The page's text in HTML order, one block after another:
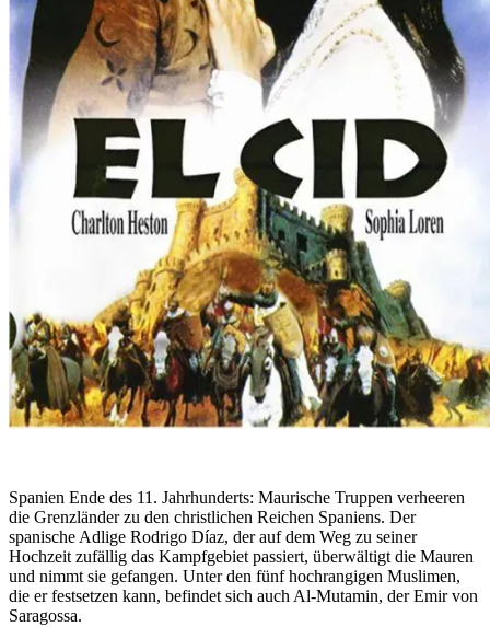
Spanien Ende des 11. Jahrhunderts: Maurische Truppen verheeren
die Grenzländer zu den christlichen Reichen Spaniens. Der
spanische Adlige Rodrigo Díaz, der auf dem Weg zu seiner
Hochzeit zufällig das Kampfgebiet passiert, überwältigt die Mauren
und nimmt sie gefangen. Unter den fünf hochrangigen Muslimen,
die er festsetzen kann, befindet sich auch Al-Mutamin, der Emir von
Saragossa.